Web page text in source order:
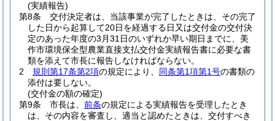
(実績報告)
第8条
交付決定者は、当該事業が完了したときは、その完了
した日から起算して20日を経過する日又は交付金の交付決
定のあった年度の3月31日のいずれか早い期日までに、美
作市環境保全型農業直接支払交付金実績報告書に必要な書
類を添えて市長に報告しなければならない。
2
規則第17条第2項の規定により、 同条第1項第1号の書類の
添付は要しない。
(交付金の額の確定)
第9条
市長は、 前条の規定による実績報告を受理したとき
は、その内容を審査し、適当と認めたときは、交付すべき